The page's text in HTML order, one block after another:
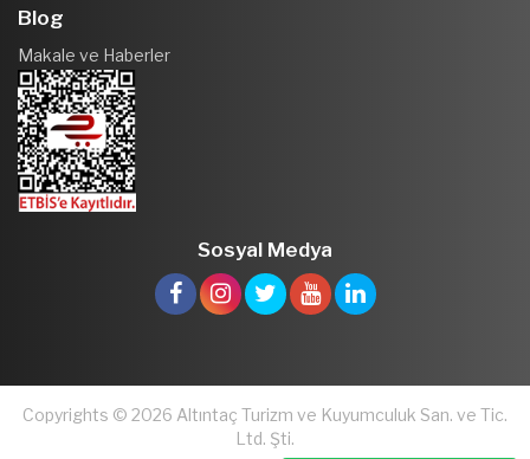
Blog
Makale ve Haberler
Sosyal Medya
Copyrights © 2026 Altıntaç Turizm ve Kuyumculuk San. ve Tic.
Ltd. Şti.